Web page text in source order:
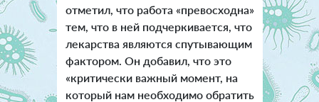
отметил, что работа «превосходна»
тем, что в ней подчеркивается, что
лекарства являются спутывающим
фактором. Он добавил, что это
«критически важный момент, на
который нам необходимо обратить